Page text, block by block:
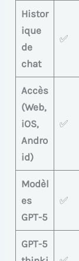
Histor
ique
de
chat
✅
Accès
(Web,
iOS,
Andro
id)
✅
Modèl
es
GPT-5
✅
GPT-5